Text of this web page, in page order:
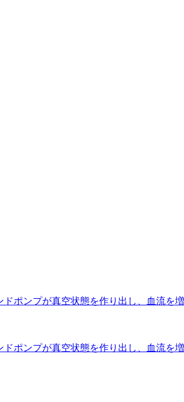
ポンプが真空状態を作り出し、血流を
ポンプが真空状態を作り出し、血流を